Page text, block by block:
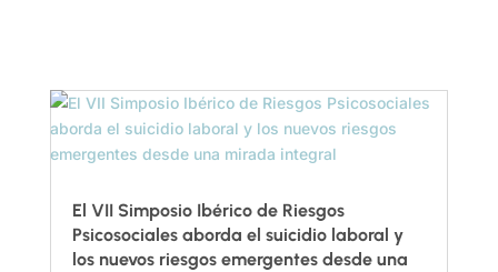
El VII Simposio Ibérico de Riesgos
Psicosociales aborda el suicidio laboral y
los nuevos riesgos emergentes desde una